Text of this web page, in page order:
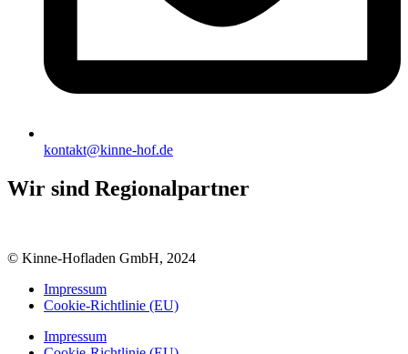
kontakt@kinne-hof.de
Wir sind Regionalpartner
© Kinne-Hofladen GmbH, 2024
Impressum
Cookie-Richtlinie (EU)
Impressum